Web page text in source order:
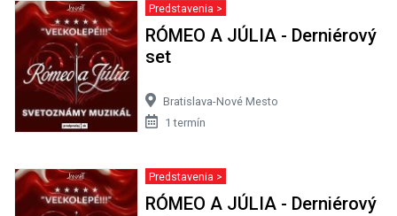
Predstavenia >
RÓMEO A JÚLIA - Derniérový
set
Bratislava-Nové Mesto
1 termín
Predstavenia >
RÓMEO A JÚLIA - Derniérový